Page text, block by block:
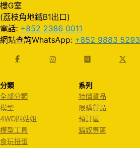
樓G室
(荔枝角地鐵B1出口)
電話: +852 2386 0011
網站查詢WhatsApp: +852 9883 5293
分類
全部分類
模型
4WD四姑姐
模型工具
食玩扭蛋
系列
特價貨品
限購貨品
預訂區
貓奴專區